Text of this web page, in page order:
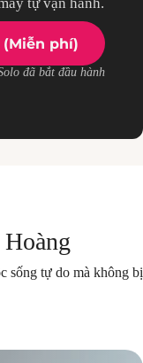
tự vận hành.
phí)
đã bắt đầu hành
sống tự do mà không bị